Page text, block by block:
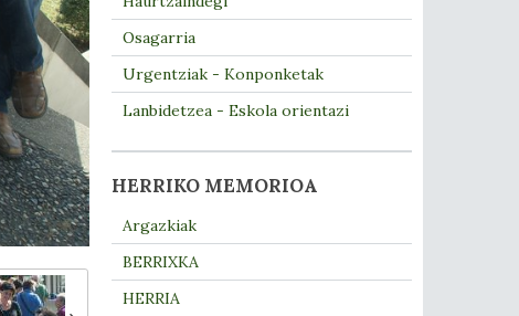
Osagarria
Urgentziak - Konponketak
Lanbidetzea - Eskola orientazi
HERRIKO MEMORIOA
Argazkiak
BERRIXKA
HERRIA